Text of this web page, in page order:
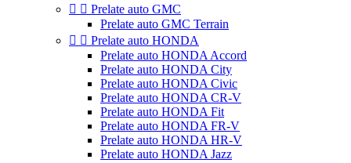
  Prelate auto GMC
Prelate auto GMC Terrain
  Prelate auto HONDA
Prelate auto HONDA Accord
Prelate auto HONDA City
Prelate auto HONDA Civic
Prelate auto HONDA CR-V
Prelate auto HONDA Fit
Prelate auto HONDA FR-V
Prelate auto HONDA HR-V
Prelate auto HONDA Jazz